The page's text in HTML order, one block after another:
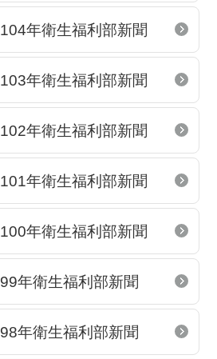
104年衛生福利部新聞
103年衛生福利部新聞
102年衛生福利部新聞
101年衛生福利部新聞
100年衛生福利部新聞
99年衛生福利部新聞
98年衛生福利部新聞